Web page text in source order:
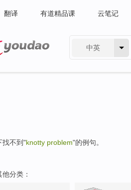
翻译 有道精品课 云笔记
中英
找不到"knotty problem"的例句。
分类：